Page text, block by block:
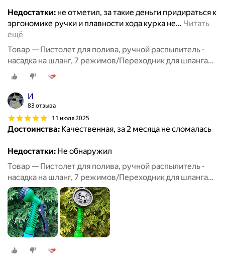
Недостатки: не отметил, за такие деньги придираться к
эргономике ручки и плавности хода курка не… Читать
ещё
Товар — Пистолет для полива, ручной распылитель -
насадка на шланг, 7 режимов/Переходник для шланга
3шт/Полив и орошение сада
И
83 отзыва
11 июля 2025
Достоинства: Качественная, за 2 месяца не сломалась
Недостатки: Не обнаружил
Товар — Пистолет для полива, ручной распылитель -
насадка на шланг, 7 режимов/Переходник для шланга
3шт/Полив и орошение сада